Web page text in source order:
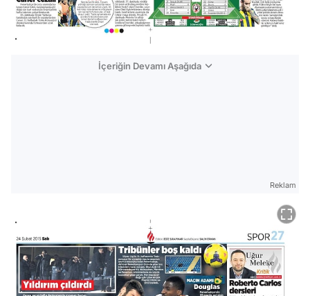
İçeriğin Devamı Aşağıda
Reklam